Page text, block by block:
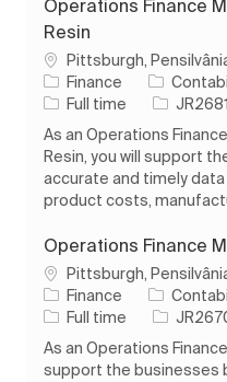
Operations Finance
Resin
Localização
Pittsburgh,
Finance
Categoria
Tipo de Trabalho
Full time ID do
As an Operations
Resin, you will support
accurate and timely
product costs,
Operations Finance
Localização
Pittsburgh,
Finance
Categoria
Tipo de Trabalho
Full time ID do
As an Operations
support the businesses